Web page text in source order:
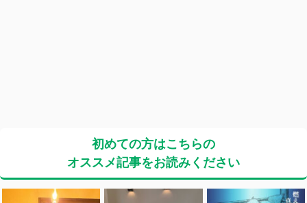
初めての方はこちらの
オススメ記事をお読みください